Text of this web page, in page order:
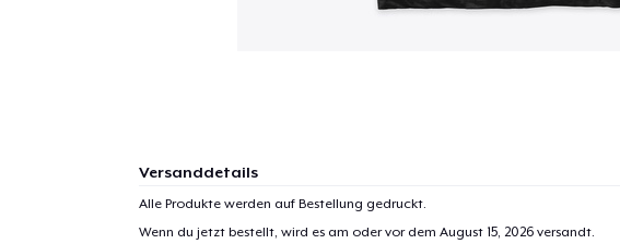
Versanddetails
Alle Produkte werden auf Bestellung gedruckt.
Wenn du jetzt bestellt, wird es am oder vor dem August 15, 2026versandt.